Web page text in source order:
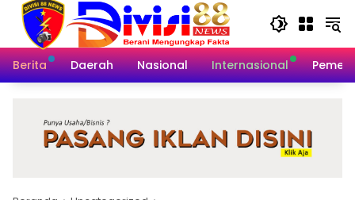
Langsung
konten
Berita
Daerah Nasional Internasional